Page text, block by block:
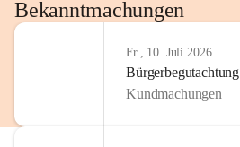
http://www.omv.com
Bekanntmachungen
Fr., 10. Juli 2026
Bürgerbegutachtung
Kundmachungen